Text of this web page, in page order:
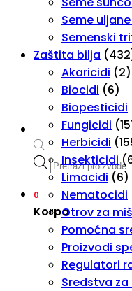
Products
search
0
Korpa
Seme
Semenski
Zaštita bilja
Akaricidi (2)
Biocidi (6)
Biopesticidi
Fungicidi
Herbicidi
Insekticidi
Limacidi(6)
Nematocidi
Otrov za
Pomoćna
Proizvodi
Regulatori
Sredstva